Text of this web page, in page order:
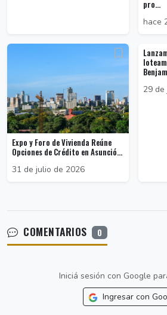
pro...
hace
Expo y Foro de Vivienda Reúne
Opciones de Crédito en Asunció...
31 de julio de 2026
29
COMENTARIOS 0
Iniciá sesión con Google
Ingresar con